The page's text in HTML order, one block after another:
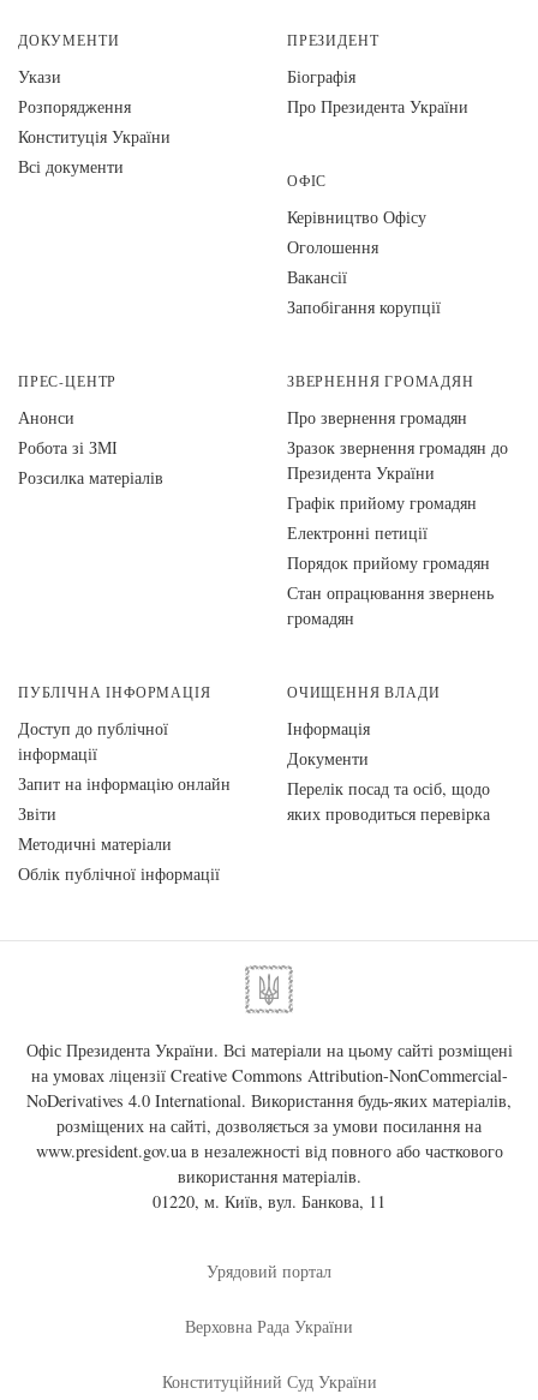
ДОКУМЕНТИ
Укази
Розпорядження
Конституція України
Всі документи
ПРЕЗИДЕНТ
Біографія
Про Президента України
ОФІС
Керівництво Офісу
Оголошення
Вакансії
Запобігання корупції
ПРЕС-ЦЕНТР
Анонси
Робота зі ЗМІ
Розсилка матеріалів
ЗВЕРНЕННЯ ГРОМАДЯН
Про звернення громадян
Зразок звернення громадян до
Президента України
Графік прийому громадян
Електронні петиції
Порядок прийому громадян
Стан опрацювання звернень
громадян
ПУБЛІЧНА ІНФОРМАЦІЯ
Доступ до публічної
інформації
Запит на інформацію онлайн
Звіти
Методичні матеріали
Облік публічної інформації
ОЧИЩЕННЯ ВЛАДИ
Інформація
Документи
Перелік посад та осіб, щодо
яких проводиться перевірка
Офіс Президента України. Всі матеріали на цьому сайті розміщені
на умовах ліцензії Creative Commons Attribution-NonCommercial-
NoDerivatives 4.0 International. Використання будь-яких матеріалів,
розміщених на сайті, дозволяється за умови посилання на
www.president.gov.uaв незалежності від повного або часткового
використання матеріалів.
01220, м. Київ, вул. Банкова, 11
Урядовий портал
Верховна Рада України
Конституційний Суд України